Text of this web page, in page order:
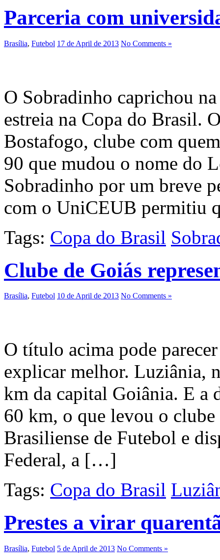
Parceria com
Brasília, Futebol 17 de April de 2013 No Comments »
O Sobradinho caprichou
estreia na Copa do Brasil.
Bostafogo, clube com
90 que mudou o nome do
Sobradinho por um breve
com o UniCEUB permitiu
Tags: Copa do Brasil
Clube de Goiás
Brasília, Futebol 10 de April de 2013 No Comments »
O título acima pode
explicar melhor. Luziânia,
km da capital Goiânia. E a
60 km, o que levou o clube
Brasiliense de Futebol e
Federal, a […]
Tags: Copa do Brasil
Prestes a virar
Brasília, Futebol 5 de April de 2013 No Comments »